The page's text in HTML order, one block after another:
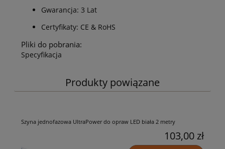
Gwarancja: 3 Lat
Certyfikaty: CE & RoHS
Pliki do pobrania:
Specyfikacja
Produkty powiązane
Szyna jednofazowa UltraPower do opraw LED biała 2 metry
103,00 zł